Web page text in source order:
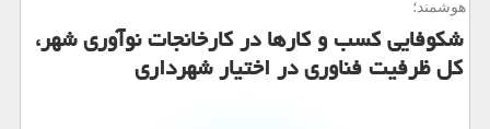
هوشمند؛
شكوفایی كسب و كارها در كارخانجات نوآوری شهر،
كل ظرفیت فناوری در اختیار شهرداری